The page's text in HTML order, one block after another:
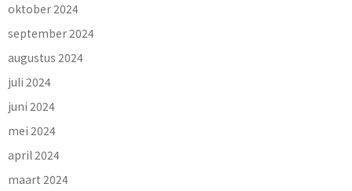
oktober 2024
september 2024
augustus 2024
juli 2024
juni 2024
mei 2024
april 2024
maart 2024